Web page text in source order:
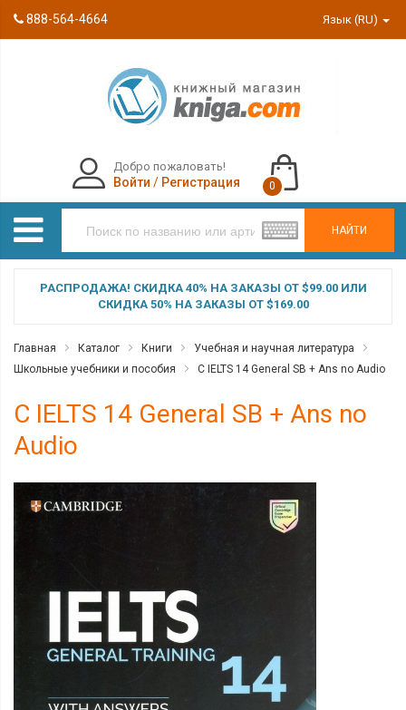
888-564-4664 Язык (RU)
НАЙТИ
Добро пожаловать!
Войти / Регистрация 0
РАСПРОДАЖА! СКИДКА 40% НА ЗАКАЗЫ ОТ $99.00 ИЛИ
СКИДКА 50% НА ЗАКАЗЫ ОТ $169.00
Главная Каталог Книги
Учебная и научная литература
Школьные учебники и пособия
C IELTS 14 General SB + Ans no Audio
C IELTS 14 General SB + Ans no
Audio